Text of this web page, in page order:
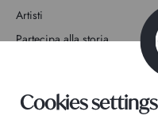
Artisti
Partecipa alla storia
Cookies settings